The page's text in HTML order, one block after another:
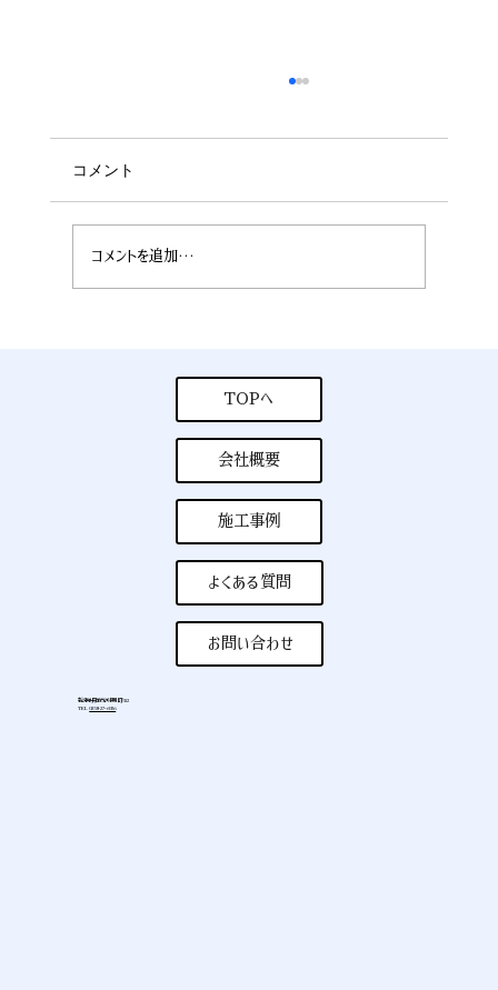
コメント
コメントを追加…
TOPへ
会社概要
施工事例
よくある質問
お問い合わせ
新潟県長岡市河根川町532
TEL0258-27-6926